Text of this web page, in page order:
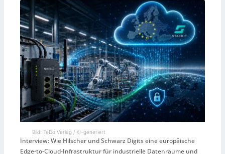
Bild: TeDo Verlag / KI-generiert
Interview: Wie Hilscher und Schwarz Digits eine europäische
Edge-to-Cloud-Infrastruktur für industrielle Datenräume und